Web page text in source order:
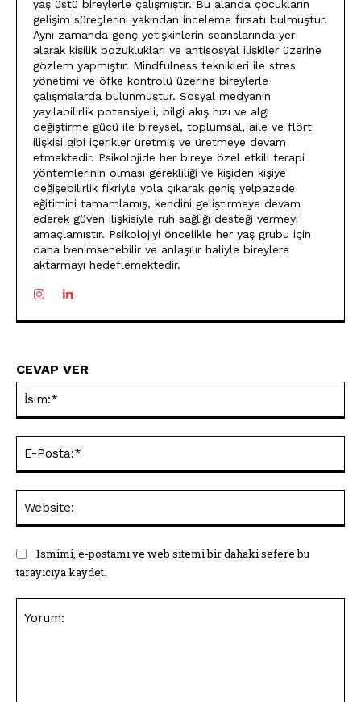
yaş üstü bireylerle çalışmıştır. Bu alanda çocukların
gelişim süreçlerini yakından inceleme fırsatı bulmuştur.
Aynı zamanda genç yetişkinlerin seanslarında yer
alarak kişilik bozuklukları ve antisosyal ilişkiler üzerine
gözlem yapmıştır. Mindfulness teknikleri ile stres
yönetimi ve öfke kontrolü üzerine bireylerle
çalışmalarda bulunmuştur. Sosyal medyanın
yayılabilirlik potansiyeli, bilgi akış hızı ve algı
değiştirme gücü ile bireysel, toplumsal, aile ve flört
ilişkisi gibi içerikler üretmiş ve üretmeye devam
etmektedir. Psikolojide her bireye özel etkili terapi
yöntemlerinin olması gerekliliği ve kişiden kişiye
değişebilirlik fikriyle yola çıkarak geniş yelpazede
eğitimini tamamlamış, kendini geliştirmeye devam
ederek güven ilişkisiyle ruh sağlığı desteği vermeyi
amaçlamıştır. Psikolojiyi öncelikle her yaş grubu için
daha benimsenebilir ve anlaşılır haliyle bireylere
aktarmayı hedeflemektedir.
CEVAP VER
Ismimi, e-postamı ve web sitemi bir dahaki sefere bu
tarayıcıya kaydet.